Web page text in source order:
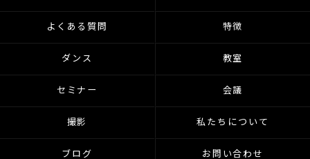
よくある質問 特徴
ダンス 教室
セミナー 会議
撮影 私たちについて
ブログ お問い合わせ